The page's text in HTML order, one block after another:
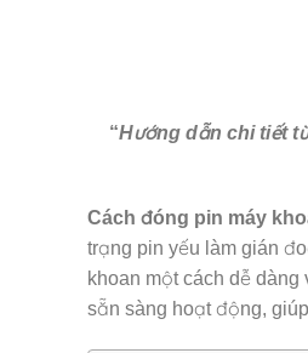
“Hướng dẫn chi tiết
Cách đóng pin máy
trạng pin yếu làm gián
khoan một cách dễ
sẵn sàng hoạt động,